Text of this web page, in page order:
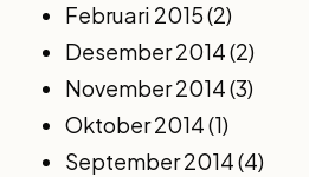
Februari 2015(2)
Desember 2014(2)
November 2014(3)
Oktober 2014(1)
September 2014(4)